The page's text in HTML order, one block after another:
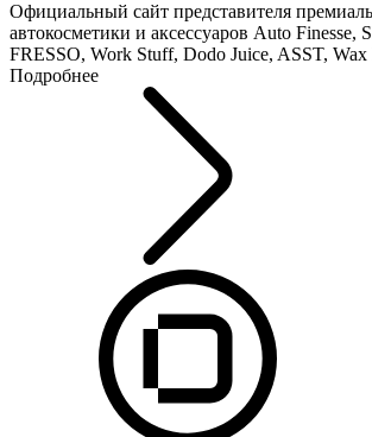
Официальный сайт представителя
автокосметики и аксессуаров Auto Finesse,
FRESSO, Work Stuff, Dodo Juice, ASST, Wax
Подробнее